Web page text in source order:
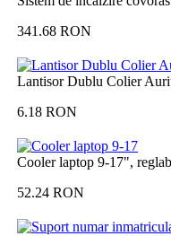
341.68 RON
Lantisor Dublu Colier
6.18 RON
Cooler laptop 9-17",
52.24 RON